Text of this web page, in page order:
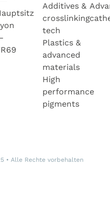
Additives &
crosslinking
tech
Plastics &
advanced
materials
High
performance
pigments
• Alle Rechte vorbehalten